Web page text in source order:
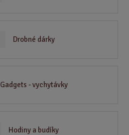
Drobné dárky
Gadgets - vychytávky
Hodiny a budíky